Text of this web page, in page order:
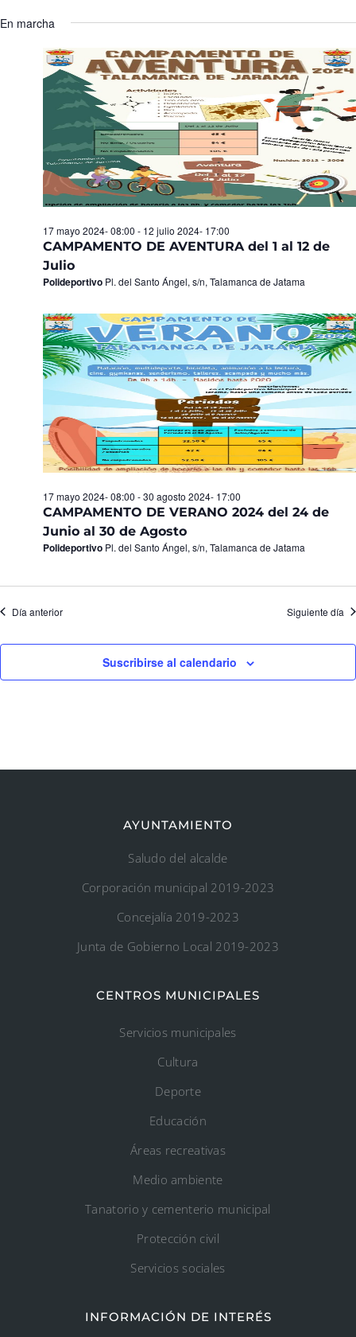
de
Eventos
fecha.
En marcha
CAMPAMENTO DE AVENTURA del 1 al 12 de
Julio
17 mayo 2024- 08:00 - 12 julio 2024- 17:00
Polideportivo Pl. del Santo Ángel, s/n, Talamanca de Jatama
CAMPAMENTO DE VERANO 2024 del 24 de
Junio al 30 de Agosto
17 mayo 2024- 08:00 -30 agosto 2024- 17:00
Polideportivo Pl. del Santo Ángel, s/n, Talamanca de Jatama
Día anterior Siguiente día
Suscribirse al calendario
AYUNTAMIENTO
Saludo del alcalde
Corporación municipal 2019-2023
Concejalía 2019-2023
Junta de Gobierno Local 2019-2023
CENTROS MUNICIPALES
Servicios municipales
Cultura
Deporte
Educación
Áreas recreativas
Medio ambiente
Tanatorio y cementerio municipal
Protección civil
Servicios sociales
INFORMACIÓN DE INTERÉS